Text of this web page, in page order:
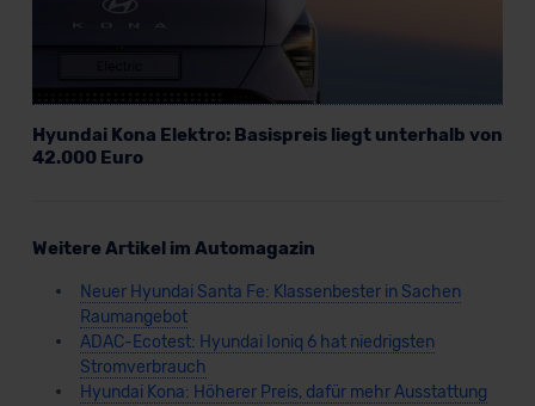
Hyundai Kona Elektro: Basispreis liegt unterhalb von
42.000 Euro
Weitere Artikel im Automagazin
Neuer Hyundai Santa Fe: Klassenbester in Sachen
Raumangebot
ADAC-Ecotest: Hyundai Ioniq 6 hat niedrigsten
Stromverbrauch
Hyundai Kona: Höherer Preis, dafür mehr Ausstattung